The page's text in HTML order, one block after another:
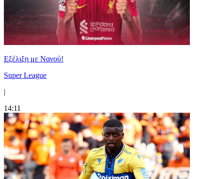
Εξέλιξη με Νανού!
Super League
|
14:11